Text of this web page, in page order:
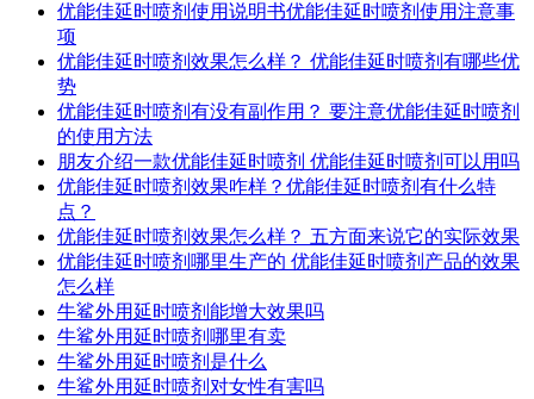
优能佳延时喷剂使用说明书优能佳延时喷剂使用注意事
项
优能佳延时喷剂效果怎么样？ 优能佳延时喷剂有哪些优
势
优能佳延时喷剂有没有副作用？ 要注意优能佳延时喷剂
的使用方法
朋友介绍一款优能佳延时喷剂 优能佳延时喷剂可以用吗
优能佳延时喷剂效果咋样？优能佳延时喷剂有什么特
点？
优能佳延时喷剂效果怎么样？ 五方面来说它的实际效果
优能佳延时喷剂哪里生产的 优能佳延时喷剂产品的效果
怎么样
牛鲨外用延时喷剂能增大效果吗
牛鲨外用延时喷剂哪里有卖
牛鲨外用延时喷剂是什么
牛鲨外用延时喷剂对女性有害吗